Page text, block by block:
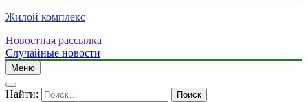
Жилой комплекс
Новостная рассылка
Случайные новости
Меню
Найти: